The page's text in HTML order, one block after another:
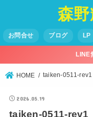
森
お問合せ ブログ LP
LINE
HOME taiken-0511-rev1
2026.05.19
taiken-0511-rev1